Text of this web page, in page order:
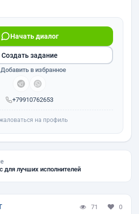
+79910762653
Начать диалог
Создать задание
Добавить в избранное
на профиль
для лучших исполнителей
71 0